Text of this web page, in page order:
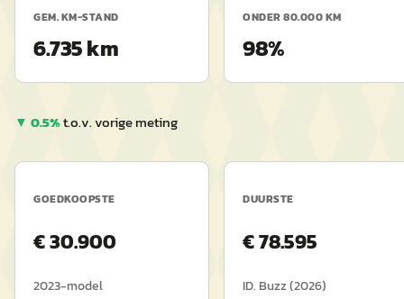
GEM. KM-STAND
6.735 km
ONDER 80.000 KM
98%
▼ 0.5%t.o.v. vorige meting
GOEDKOOPSTE
€30.900
2023-model
DUURSTE
€78.595
ID. Buzz(2026)